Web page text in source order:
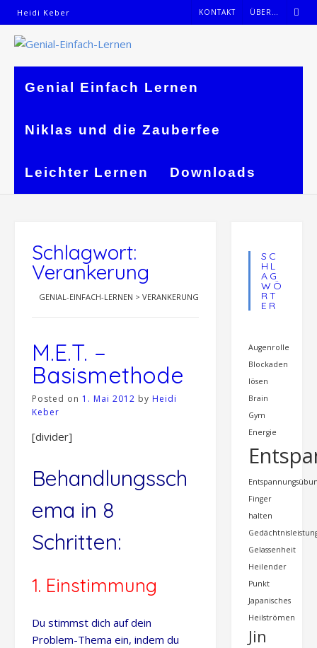
Skip
to
content
Heidi Keber KONTAKT ÜBER…
Genial Einfach Lernen
Niklas und die Zauberfee
Leichter Lernen Downloads
Schlagwort:
Verankerung
GENIAL-EINFACH-LERNEN > VERANKERUNG
M.E.T. –
Basismethode
Posted on 1. Mai 2012 by Heidi
Keber
[divider]
Behandlungssch
ema in 8
Schritten:
1. Einstimmung
Du stimmst dich auf dein
Problem-Thema ein, indem du
SC
HL
AG
WÖ
RT
ER
Augenrolle
Blockaden
lösen
Brain
Gym
Energie
Finger
halten
Gelassenheit
Heilender
Punkt
Japanisches
Heilströmen
Jin